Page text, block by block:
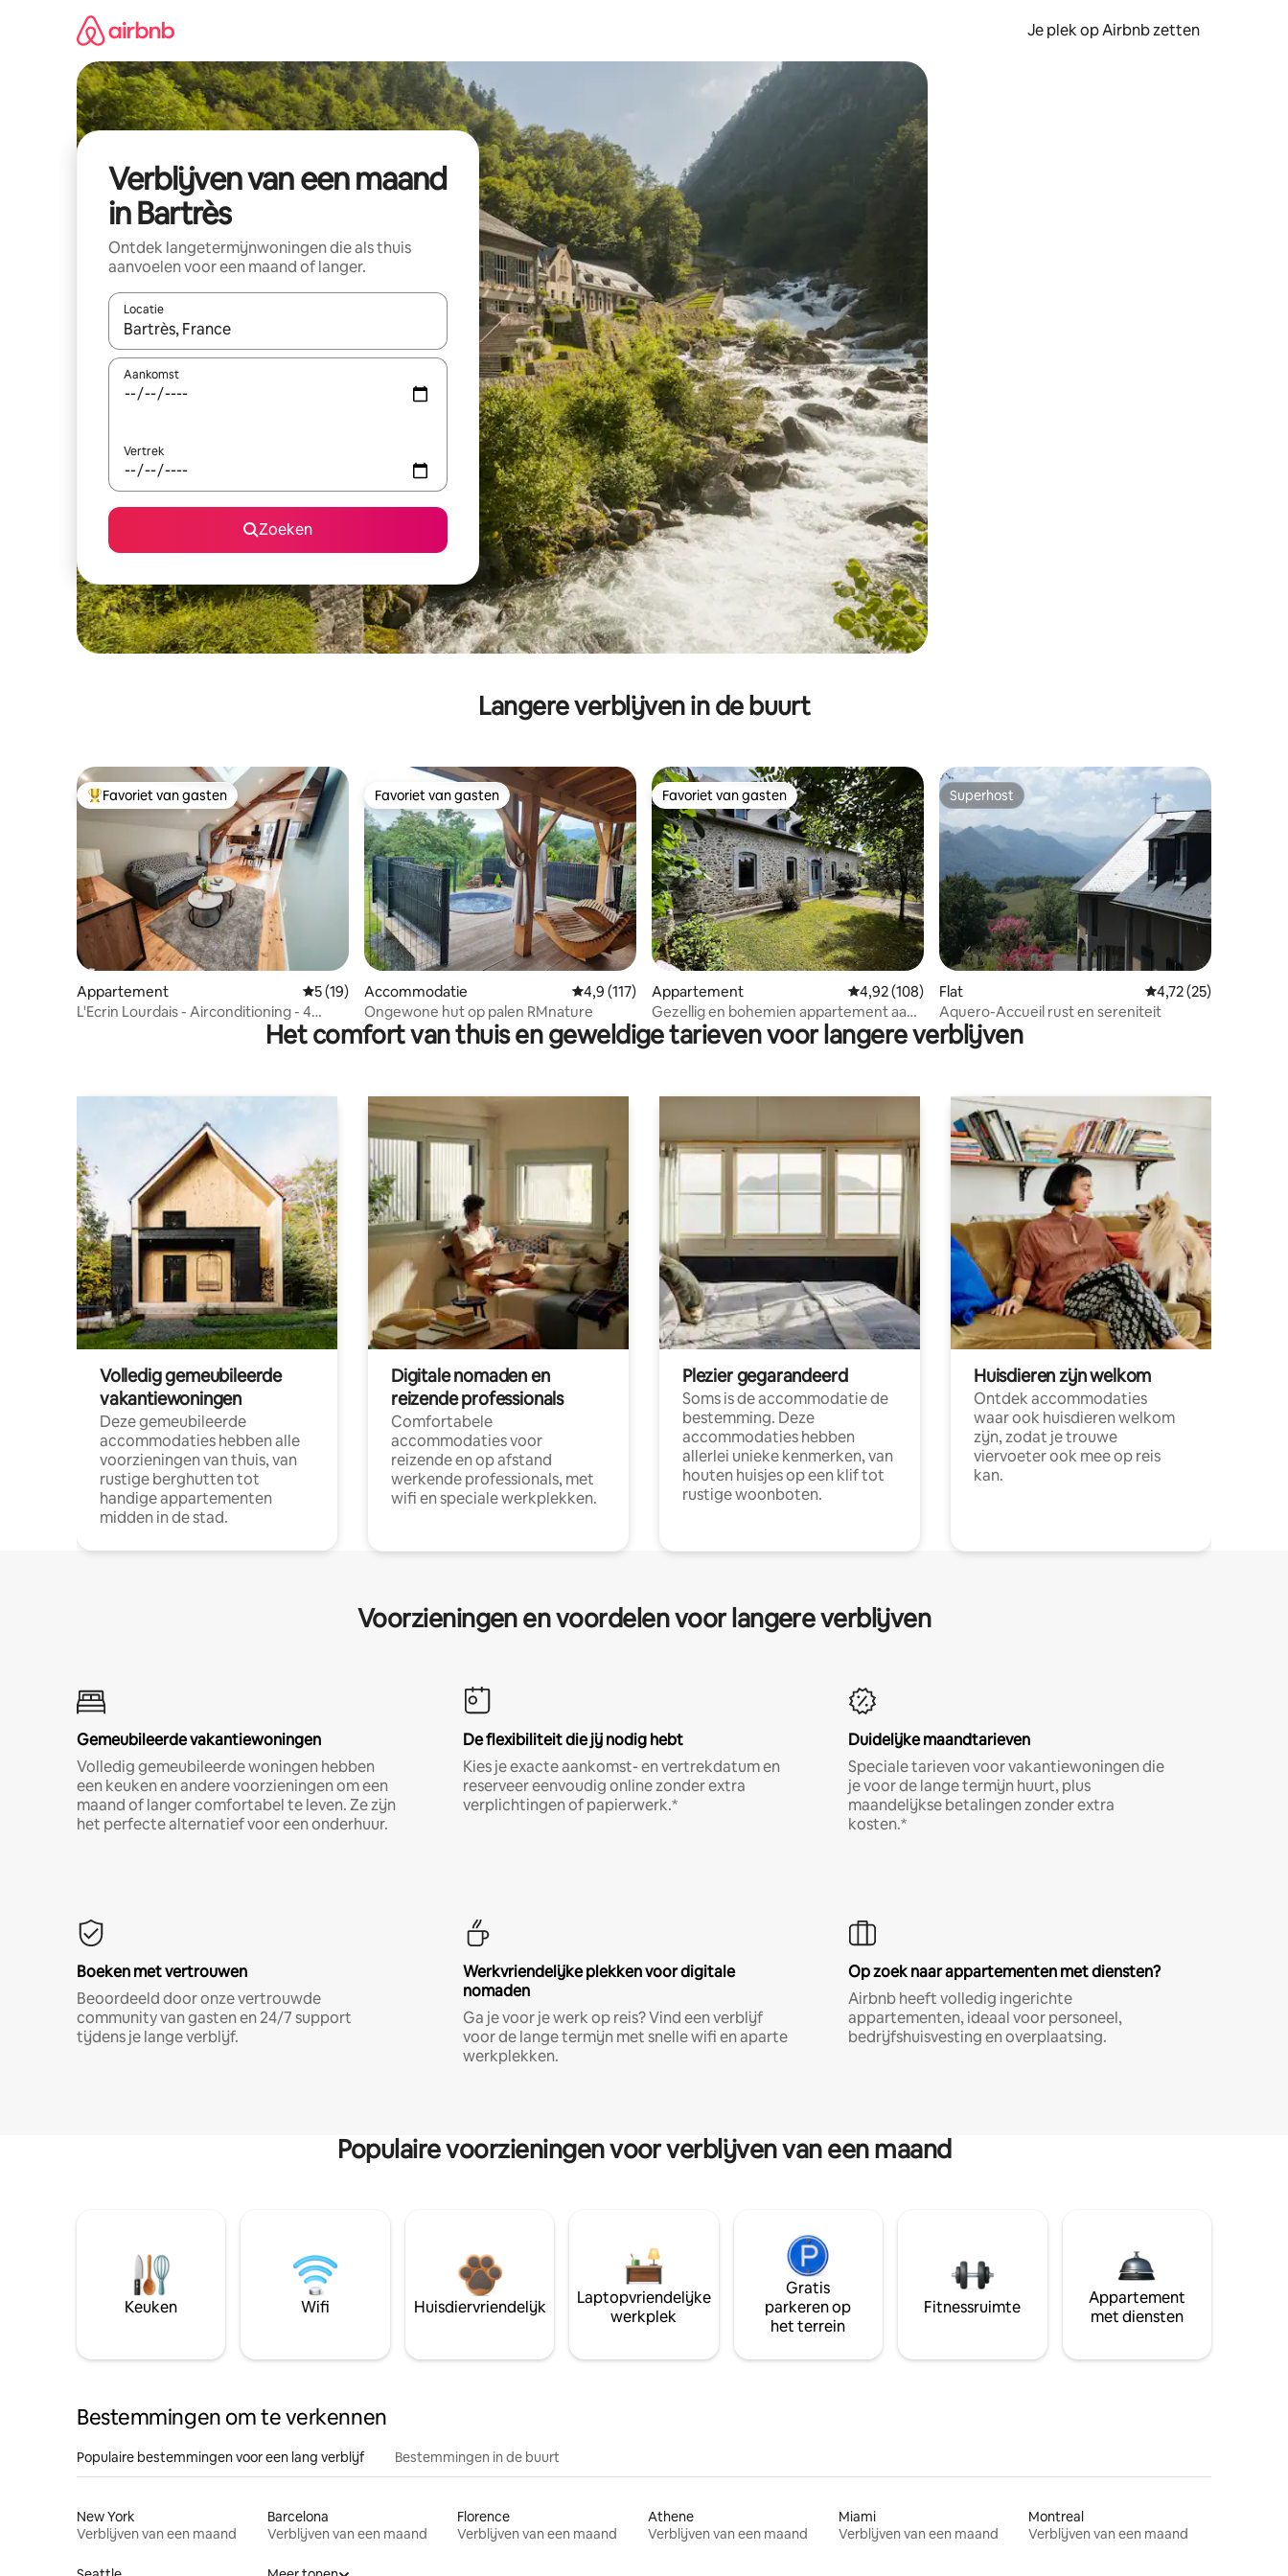
Je plek op Airbnb zetten
Verblijven van een maand
in Bartrès
Ontdek langetermijnwoningen die als thuis
aanvoelen voor een maand of langer.
Locatie
Wanneer er resultaten beschikbaar zijn, maak je een keuze met je de pijltjestoetsen omhoog en omlaag, óf door te tikken of swipen.
Aankomst
Vertrek
Zoeken
Langere verblijven in de buurt
Topfavoriet van gasten
Favoriet van gasten
Appartement Gemiddelde beoordeling van 5 op 5, 19 recensies
5 (19)
L'Ecrin Lourdais - Airconditioning - 4
Favoriet van gasten
Favoriet van gasten
Accommodatie Gemiddelde beoordeling van 4,9 op 5, 117 recensies
4,9 (117)
Ongewone hut op palen RMnature
Favoriet van gasten
Favoriet van gasten
Appartement Gemiddelde beoordeling van 4,92 op 5, 108 recensies
4,92 (108)
Gezellig en bohemien appartement aan
de poorten van Lourdes
Superhost
Superhost
Flat Gemiddelde
4,72 (25)
Aquero-Accueil rust en sereniteit
Het comfort van thuis en geweldige tarieven voor langere verblijven
Volledig gemeubileerde
vakantiewoningen
Deze gemeubileerde
accommodaties hebben alle
voorzieningen van thuis, van
rustige berghutten tot
handige appartementen
midden in de stad.
Digitale nomaden en
reizende professionals
Comfortabele
accommodaties voor
reizende en op afstand
werkende professionals, met
wifi en speciale werkplekken.
Plezier gegarandeerd
Soms is de accommodatie de
bestemming. Deze
accommodaties hebben
allerlei unieke kenmerken, van
houten huisjes op een klif tot
rustige woonboten.
Huisdieren zijn welkom
Ontdek accommodaties
waar ook huisdieren welkom
zijn, zodat je trouwe
viervoeter ook mee op reis
kan.
Voorzieningen en voordelen voor langere verblijven
Gemeubileerde vakantiewoningen
Volledig gemeubileerde woningen hebben
een keuken en andere voorzieningen om een
maand of langer comfortabel te leven. Ze zijn
het perfecte alternatief voor een onderhuur.
De flexibiliteit die jij nodig hebt
Kies je exacte aankomst- en vertrekdatum en
reserveer eenvoudig online zonder extra
verplichtingen of papierwerk.*
Duidelijke maandtarieven
Speciale tarieven voor vakantiewoningen die
je voor de lange termijn huurt, plus
maandelijkse betalingen zonder extra
kosten.*
Boeken met vertrouwen
Beoordeeld door onze vertrouwde
community van gasten en 24/7 support
tijdens je lange verblijf.
Werkvriendelijke plekken voor digitale
nomaden
Ga je voor je werk op reis? Vind een verblijf
voor de lange termijn met snelle wifi en aparte
werkplekken.
Op zoek naar appartementen met diensten?
Airbnb heeft volledig ingerichte
appartementen, ideaal voor personeel,
bedrijfshuisvesting en overplaatsing.
Populaire voorzieningen voor verblijven van een maand
Keuken Wifi Huisdiervriendelijk
Laptopvriendelijke
werkplek
Gratis
parkeren op
het terrein
Fitnessruimte
Appartement
met diensten
Bestemmingen om te verkennen
Populaire bestemmingen voor een lang verblijf Bestemmingen in de buurt
New York
Verblijven van een maand
Barcelona
Verblijven van een maand
Florence
Verblijven van een maand
Athene
Verblijven van een maand
Miami
Verblijven van een maand
Montreal
Verblijven van een maand